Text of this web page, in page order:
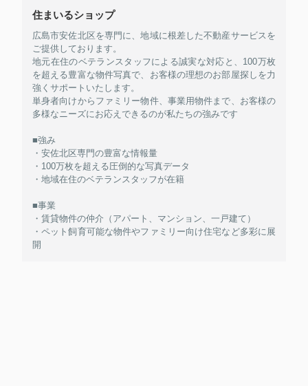
住まいるショップ
広島市安佐北区を専門に、地域に根差した不動産サービスを
ご提供しております。
地元在住のベテランスタッフによる誠実な対応と、100万枚
を超える豊富な物件写真で、お客様の理想のお部屋探しを力
強くサポートいたします。
単身者向けからファミリー物件、事業用物件まで、お客様の
多様なニーズにお応えできるのが私たちの強みです
■強み
・安佐北区専門の豊富な情報量
・100万枚を超える圧倒的な写真データ
・地域在住のベテランスタッフが在籍
■事業
・賃貸物件の仲介（アパート、マンション、一戸建て）
・ペット飼育可能な物件やファミリー向け住宅など多彩に展
開